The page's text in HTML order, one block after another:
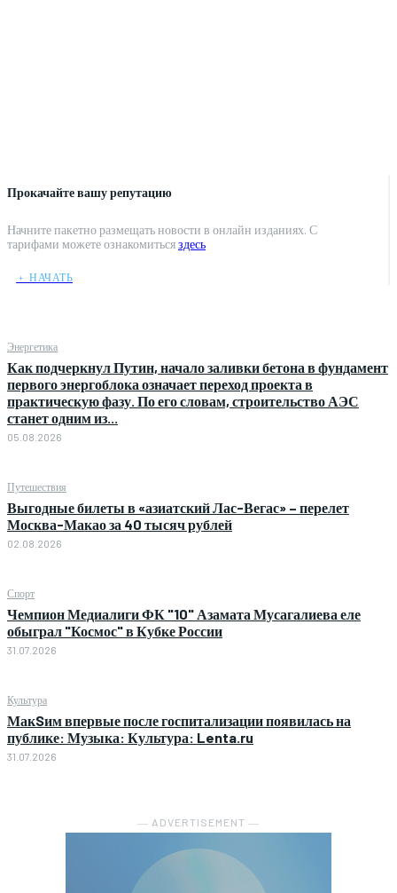
Прокачайте вашу репутацию
Начните пакетно размещать новости в онлайн изданиях. С
тарифами можете ознакомитьсяздесь
﹢ НАЧАТЬ
Энергетика
Как подчеркнул Путин, начало заливки бетона в фундамент
первого энергоблока означает переход проекта в
практическую фазу. По его словам, строительство АЭС
станет одним из...
05.08.2026
Путешествия
Выгодные билеты в «азиатский Лас-Вегас» – перелет
Москва-Макао за 40 тысяч рублей
02.08.2026
Спорт
Чемпион Медиалиги ФК "10" Азамата Мусагалиева еле
обыграл "Космос" в Кубке России
31.07.2026
Культура
МакSим впервые после госпитализации появилась на
публике: Музыка: Культура: Lenta.ru
31.07.2026
― ADVERTISEMENT ―